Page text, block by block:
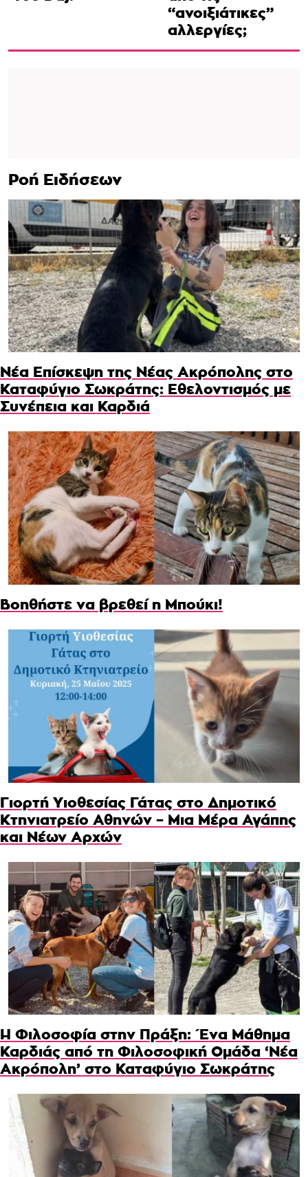
“ανοιξιάτικες”
αλλεργίες;
Ροή Ειδήσεων
Νέα Επίσκεψη της Νέας Ακρόπολης στο
Καταφύγιο Σωκράτης: Εθελοντισμός με
Συνέπεια και Καρδιά
Βοηθήστε να βρεθεί η Μπούκι!
Γιορτή Υιοθεσίας Γάτας στο Δημοτικό
Κτηνιατρείο Αθηνών – Μια Μέρα Αγάπης
και Νέων Αρχών
Η Φιλοσοφία στην Πράξη: Ένα Μάθημα
Καρδιάς από τη Φιλοσοφική Ομάδα ‘Νέα
Ακρόπολη’ στο Καταφύγιο Σωκράτης